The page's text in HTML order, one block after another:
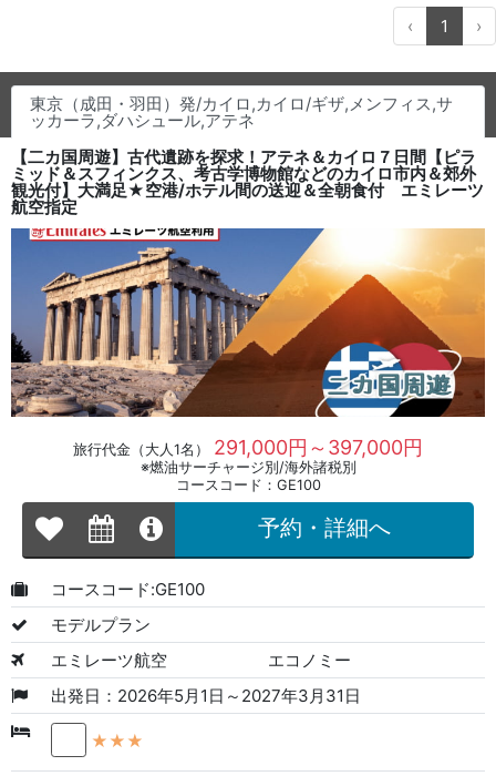
‹ 1 ›
東京（成田・羽田）発/カイロ,カイロ/ギザ,メンフィス,サ
ッカーラ,ダハシュール,アテネ
【二カ国周遊】古代遺跡を探求！アテネ＆カイロ７日間【ピラ
ミッド＆スフィンクス、考古学博物館などのカイロ市内＆郊外
観光付】大満足★空港/ホテル間の送迎＆全朝食付 エミレーツ
航空指定
旅行代金（大人1名） 291,000円～397,000円
※燃油サーチャージ別/海外諸税別
コースコード：GE100
予約・詳細へ
コースコード:GE100
モデルプラン
エミレーツ航空
エコノミー
出発日：2026年5月1日～2027年3月31日
★★★